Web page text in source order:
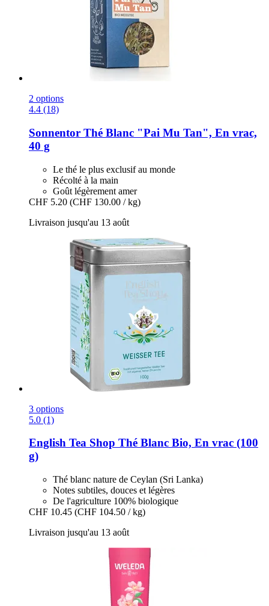
2 options
4.4 (18)
Sonnentor Thé Blanc "Pai Mu Tan", En vrac,
40 g
Le thé le plus exclusif au monde
Récolté à la main
Goût légèrement amer
CHF 5.20 (CHF 130.00 / kg)
Livraison jusqu'au 13 août
3 options
5.0 (1)
English Tea Shop Thé Blanc Bio, En vrac (100
g)
Thé blanc nature de Ceylan (Sri Lanka)
Notes subtiles, douces et légères
De l'agriculture 100% biologique
CHF 10.45 (CHF 104.50 / kg)
Livraison jusqu'au 13 août